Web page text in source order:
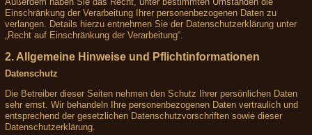
Einschränkung der Verarbeitung Ihrer personenbezogenen Daten zu
verlangen. Details hierzu entnehmen Sie der Datenschutzerklärung unter
„Recht auf Einschränkung der Verarbeitung“.
2. Allgemeine Hinweise und Pflichtinformationen
Datenschutz
Die Betreiber dieser Seiten nehmen den Schutz Ihrer persönlichen Daten
sehr ernst. Wir behandeln Ihre personenbezogenen Daten vertraulich und
entsprechend der gesetzlichen Datenschutzvorschriften sowie dieser
Datenschutzerklärung.